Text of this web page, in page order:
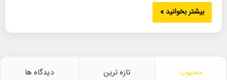
بیشتر بخوانید »
محبوب تازه ترین دیدگاه ها